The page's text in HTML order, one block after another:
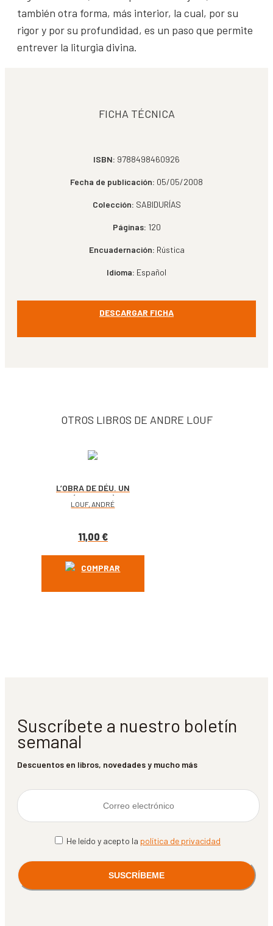
también otra forma, más interior, la cual, por su
rigor y por su profundidad, es un paso que permite
entrever la liturgia divina.
FICHA TÉCNICA
ISBN: 9788498460926
Fecha de publicación: 05/05/2008
Colección: SABIDURÍAS
Páginas: 120
Encuadernación: Rústica
Idioma: Español
DESCARGAR FICHA
OTROS LIBROS DE ANDRE LOUF
L’OBRA DE DÉU. UN
CAMÍ DE PREGÀRIA
LOUF, ANDRÉ
11,00 €
COMPRAR
Suscríbete a nuestro boletín
semanal
Descuentos en libros, novedades y mucho más
He leído y acepto la política de privacidad